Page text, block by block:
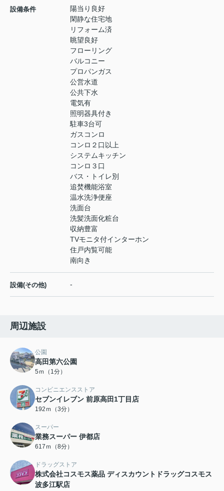
設備条件
陽当り良好
閑静な住宅地
リフォーム済
眺望良好
フローリング
バルコニー
プロパンガス
公営水道
公共下水
電気有
照明器具付き
駐車3台可
ガスコンロ
コンロ２口以上
システムキッチン
コンロ３口
バス・トイレ別
追焚機能浴室
温水洗浄便座
洗面台
洗髪洗面化粧台
収納豊富
TVモニタ付インターホン
住戸内覧可能
南向き
設備(その他) -
周辺施設
公園
高田第六公園
5ｍ（1分）
コンビニエンスストア
セブンイレブン 前原高田1丁目店
192ｍ（3分）
スーパー
業務スーパー 伊都店
617ｍ（8分）
ドラッグストア
株式会社コスモス薬品 ディスカウントドラッグコスモス
波多江駅店